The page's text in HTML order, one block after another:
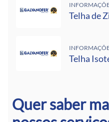
Telha de
Telha
Quer saber